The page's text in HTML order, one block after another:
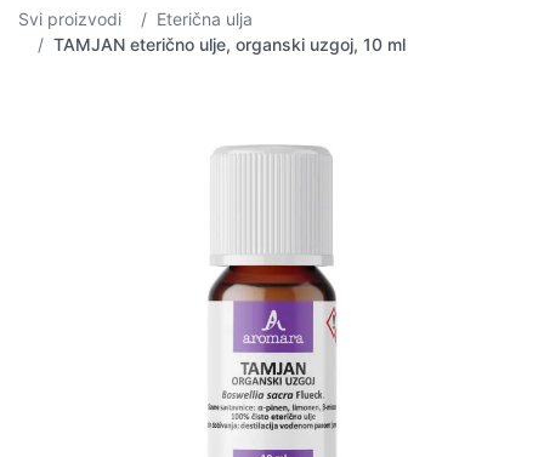
Svi proizvodi
Eterična ulja
TAMJAN eterično ulje, organski uzgoj, 10 ml